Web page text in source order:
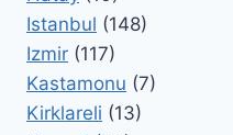
Istanbul (148)
Izmir (117)
Kastamonu (7)
Kirklareli (13)